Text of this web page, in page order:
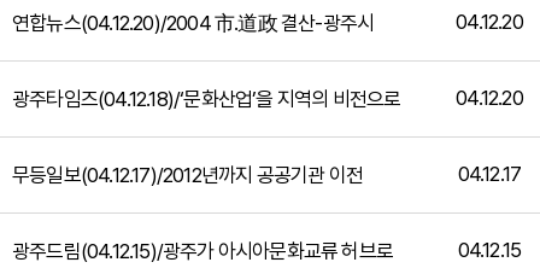
연합뉴스(04.12.20)/2004 市.道政 결산-광주시 04.12.20
광주타임즈(04.12.18)/‘문화산업’을 지역의 비전으로 04.12.20
무등일보(04.12.17)/2012년까지 공공기관 이전 04.12.17
광주드림(04.12.15)/광주가 아시아문화교류 허브로 04.12.15